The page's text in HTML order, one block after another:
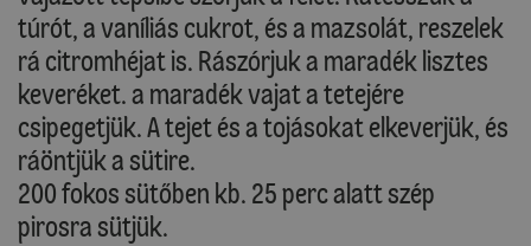
túrót, a vaníliás cukrot, és a mazsolát, reszelek
rá citromhéjat is. Rászórjuk a maradék lisztes
keveréket. a maradék vajat a tetejére
csipegetjük. A tejet és a tojásokat elkeverjük, és
ráöntjük a sütire.
200 fokos sütőben kb. 25 perc alatt szép
pirosra sütjük.